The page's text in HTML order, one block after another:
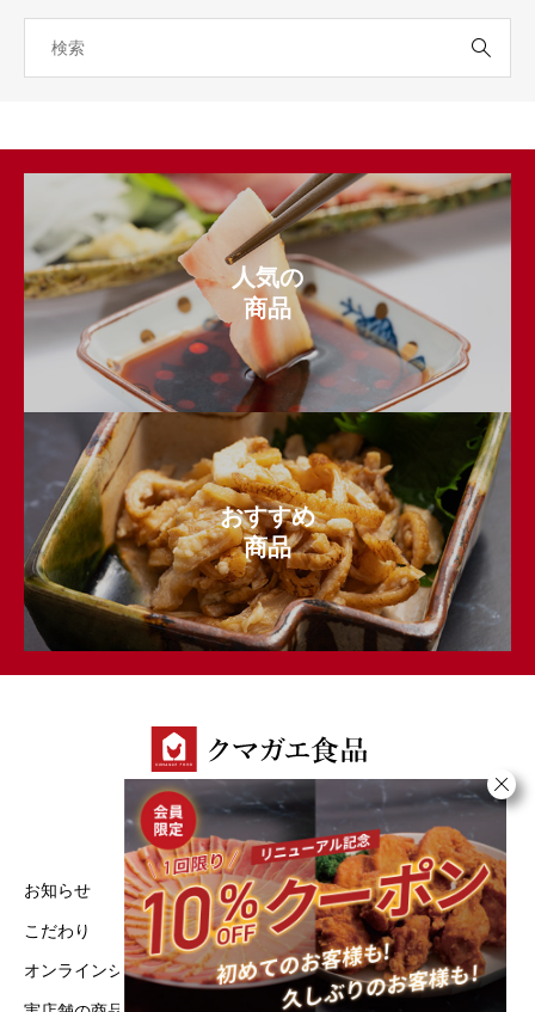
人気の
商品
おすすめ
商品
お知らせ
こだわり
オンラインショップ
実店舗の商品一覧
特定商取引法に基づく表記
プライバシーポリシー